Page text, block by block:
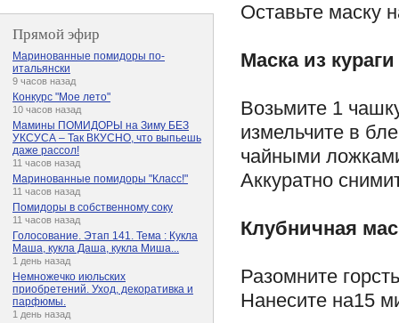
Оставьте маску
Маска из кураги
Возьмите 1
измельчите в
чайными
Аккуратно
Клубничная
Разомните
Нанесите на15
Прямой эфир
Маринованные помидоры по-
итальянски
9 часов назад
Конкурс "Мое лето"
10 часов назад
Мамины ПОМИДОРЫ на Зиму БЕЗ
УКСУСА – Так ВКУСНО, что выпьешь
даже рассол!
11 часов назад
Маринованные помидоры "Класс!"
11 часов назад
Помидоры в собственному соку
11 часов назад
Голосование. Этап 141. Тема : Кукла
Маша, кукла Даша, кукла Миша...
1 день назад
Немножечко июльских
приобретений. Уход, декоративка и
парфюмы.
1 день назад